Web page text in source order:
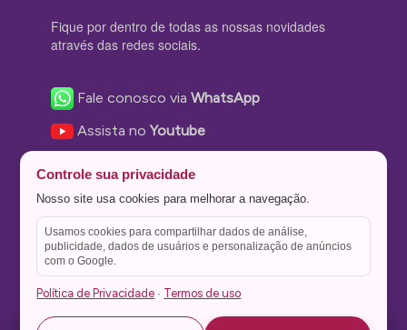
Fique por dentro de todas as nossas novidades
através das redes sociais.
Fale conosco viaWhatsApp
Assista noYoutube
Nos siga no Instagram
Nos siga noTwitter
Salve no
Controle sua privacidade
Nosso site usa cookies para melhorar a navegação.
Usamos cookies para compartilhar dados de análise,
publicidade, dados de usuários e personalização de anúncios
com o Google.
Política de Privacidade · Termos de uso